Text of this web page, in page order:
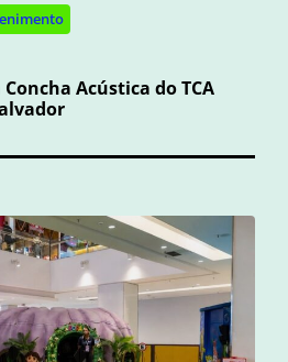
Acústica do TCA